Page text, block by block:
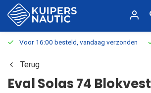
Voor 16:00 besteld, vandaag verzonden
Terug
Eval Solas 74 Blokvest